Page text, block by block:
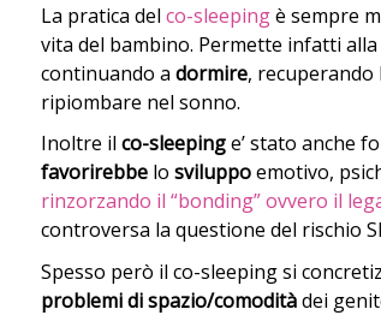
La pratica del co-sleepingè sempre
vita del bambino. Permette infatti alla
continuando a dormire,
ripiombare nel sonno.
Inoltre il co-sleepinge’ stato anche
favorirebbe lo sviluppoemotivo,
rinzorzando il “bonding” ovvero il
controversa la questione del rischio
Spesso però il co-sleeping si
problemi di spazio/comoditàdei